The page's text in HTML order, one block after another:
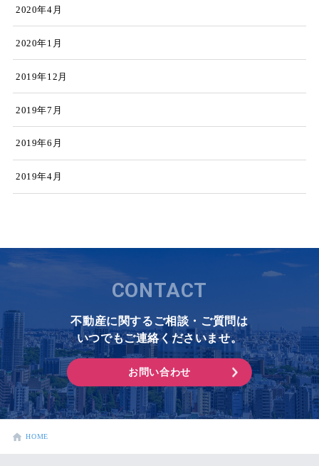
2020年4月
2020年1月
2019年12月
2019年7月
2019年6月
2019年4月
CONTACT
不動産に関するご相談・ご質問は
いつでもご連絡くださいませ。
お問い合わせ
HOME